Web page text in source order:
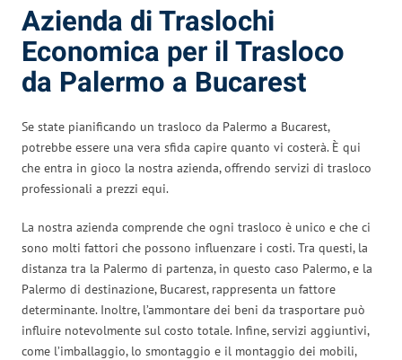
Azienda di Traslochi
Economica per il Trasloco
da Palermo a Bucarest
Se state pianificando un trasloco da Palermo a Bucarest,
potrebbe essere una vera sfida capire quanto vi costerà. È qui
che entra in gioco la nostra azienda, offrendo servizi di trasloco
professionali a prezzi equi.
La nostra azienda comprende che ogni trasloco è unico e che ci
sono molti fattori che possono influenzare i costi. Tra questi, la
distanza tra la Palermo di partenza, in questo caso Palermo, e la
Palermo di destinazione, Bucarest, rappresenta un fattore
determinante. Inoltre, l’ammontare dei beni da trasportare può
influire notevolmente sul costo totale. Infine, servizi aggiuntivi,
come l’imballaggio, lo smontaggio e il montaggio dei mobili,